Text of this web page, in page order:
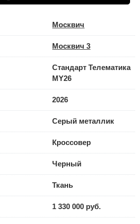
Москвич
Москвич 3
Стандарт Телематика
MY26
2026
Серый металлик
Кроссовер
Черный
Ткань
1 330 000 руб.